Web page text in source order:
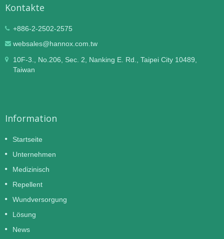
Kontakte
+886-2-2502-2575
websales@hannox.com.tw
10F-3., No.206, Sec. 2, Nanking E. Rd., Taipei City 10489,
Taiwan
Information
Startseite
Unternehmen
Medizinisch
Repellent
Wundversorgung
Lösung
News